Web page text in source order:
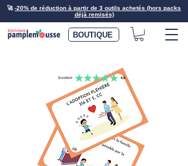
🚀-20% de réduction à partir de 3 outils achetés (hors packs
déjà remisés)
BOUTIQUE